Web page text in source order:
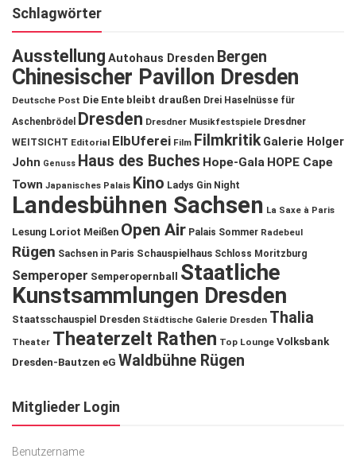
Schlagwörter
Ausstellung Autohaus Dresden Bergen
Chinesischer Pavillon Dresden
Deutsche Post Die Ente bleibt draußen Drei Haselnüsse für
Aschenbrödel
Dresden Dresdner Musikfestspiele Dresdner
WEITSICHT Editorial ElbUferei Film Filmkritik Galerie Holger
John Genuss Haus des Buches Hope-Gala HOPE Cape
Town Japanisches Palais Kino Ladys Gin Night
Landesbühnen Sachsen La Saxe à Paris
Lesung Loriot Meißen Open Air Palais Sommer Radebeul
Rügen Sachsen in Paris Schauspielhaus Schloss Moritzburg
Semperoper Semperopernball
Staatliche
Kunstsammlungen Dresden
Staatsschauspiel Dresden Städtische Galerie Dresden Thalia
Theater Theaterzelt Rathen Top Lounge Volksbank
Dresden-Bautzen eG Waldbühne Rügen
Mitglieder Login
Benutzername